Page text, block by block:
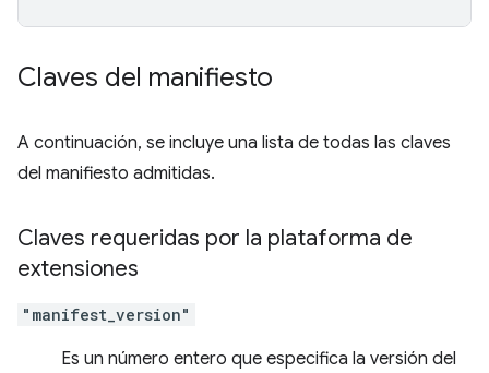
Claves del manifiesto
A continuación, se incluye una lista de todas las claves
del manifiesto admitidas.
Claves requeridas por la plataforma de
extensiones
"manifest_version"
Es un número entero que especifica la versión del